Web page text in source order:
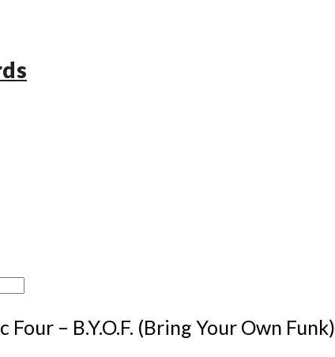
Four – B.Y.O.F. (Bring Your Own Funk)